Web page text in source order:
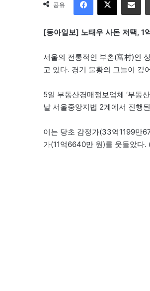
공유
[동아일보] 노태우 사돈 저택, 1
서울의 전통적인 부촌(富村)인
고 있다. 경기 불황의 그늘이 깊
5일 부동산경매정보업체 ‘부동
날 서울중앙지법 2계에서 진행
이는 당초 감정가(33억1199만
가(11억6640만 원)를 웃돌았다.